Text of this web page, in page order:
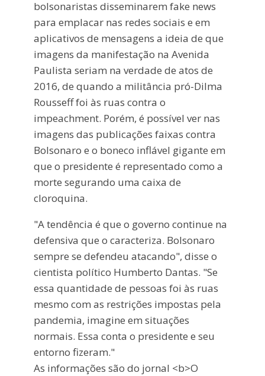
bolsonaristas disseminarem fake news
para emplacar nas redes sociais e em
aplicativos de mensagens a ideia de que
imagens da manifestação na Avenida
Paulista seriam na verdade de atos de
2016, de quando a militância pró-Dilma
Rousseff foi às ruas contra o
impeachment. Porém, é possível ver nas
imagens das publicações faixas contra
Bolsonaro e o boneco inflável gigante em
que o presidente é representado como a
morte segurando uma caixa de
cloroquina.
"A tendência é que o governo continue na
defensiva que o caracteriza. Bolsonaro
sempre se defendeu atacando", disse o
cientista político Humberto Dantas. "Se
essa quantidade de pessoas foi às ruas
mesmo com as restrições impostas pela
pandemia, imagine em situações
normais. Essa conta o presidente e seu
entorno fizeram."
As informações são do jornal <b>O